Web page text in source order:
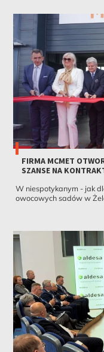
FIRMA MCMET
SZANSE NA
W niespotykanym - jak
owocowych sadów w